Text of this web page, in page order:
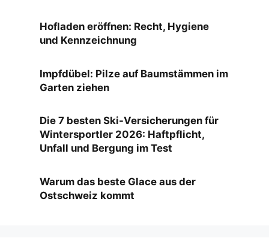
Hofladen eröffnen: Recht, Hygiene
und Kennzeichnung
Impfdübel: Pilze auf Baumstämmen im
Garten ziehen
Die 7 besten Ski-Versicherungen für
Wintersportler 2026: Haftpflicht,
Unfall und Bergung im Test
Warum das beste Glace aus der
Ostschweiz kommt